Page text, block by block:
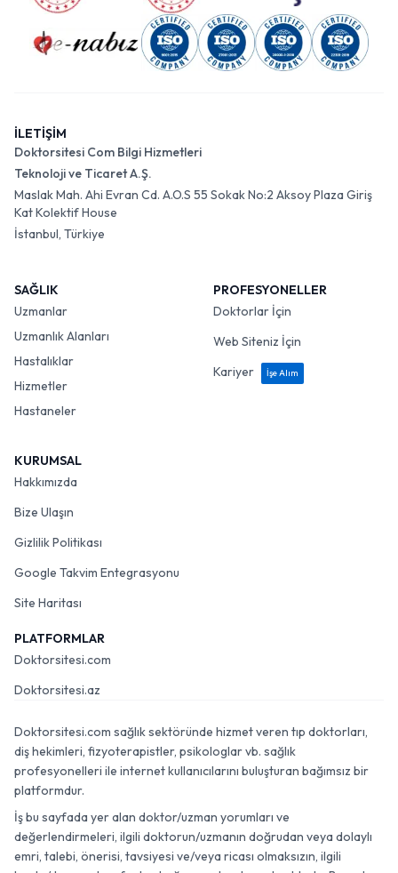
İLETİŞİM
Doktorsitesi Com Bilgi Hizmetleri
Teknoloji ve Ticaret A.Ş.
Maslak Mah. Ahi Evran Cd. A.O.S 55 Sokak No:2 Aksoy Plaza Giriş
Kat Kolektif House
İstanbul, Türkiye
SAĞLIK
Uzmanlar
Uzmanlık Alanları
Hastalıklar
Hizmetler
Hastaneler
PROFESYONELLER
Doktorlar İçin
Web Siteniz İçin
Kariyer
İşe Alım
KURUMSAL
Hakkımızda
Bize Ulaşın
Gizlilik Politikası
Google Takvim Entegrasyonu
Site Haritası
PLATFORMLAR
Doktorsitesi.com
Doktorsitesi.az
Doktorsitesi.com sağlık sektöründe hizmet veren tıp doktorları,
diş hekimleri, fizyoterapistler, psikologlar vb. sağlık
profesyonelleri ile internet kullanıcılarını buluşturan bağımsız bir
platformdur.
İş bu sayfada yer alan doktor/uzman yorumları ve
değerlendirmeleri, ilgili doktorun/uzmanın doğrudan veya dolaylı
emri, talebi, önerisi, tavsiyesi ve/veya ricası olmaksızın, ilgili